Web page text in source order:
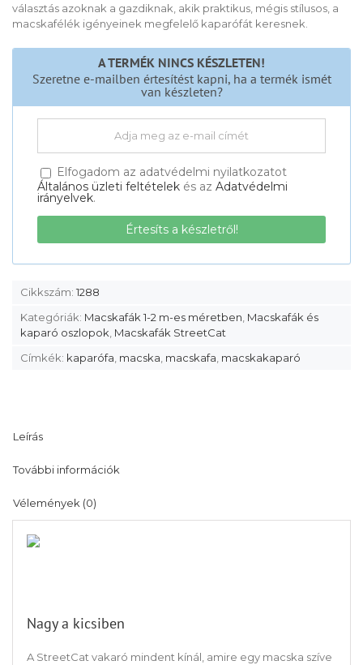
választás azoknak a gazdiknak, akik praktikus, mégis stílusos, a
macskafélék igényeinek megfelelő kaparófát keresnek.
Szeretne e-mailben értesítést kapni, ha a termék ismét
van készleten?
Elfogadom az adatvédelmi nyilatkozatot
Általános üzleti feltételek és az Adatvédelmi
irányelvek.
Cikkszám: 1288
Kategóriák: Macskafák 1-2 m-es méretben Macskafák és
kaparó oszlopok Macskafák StreetCat
Címkék: kaparófa macska macskafa macskakaparó
Leírás
További információk
Vélemények (0)
Nagy a kicsiben
A StreetCat vakaró mindent kínál, amire egy macska szíve